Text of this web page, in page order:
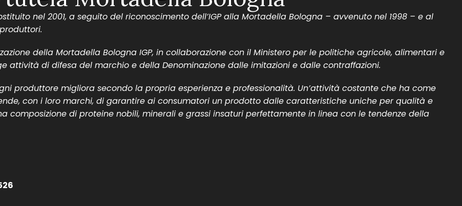
nel 2001, a seguito del riconoscimento dell’IGP alla Mortadella Bologna – avvenuto nel 1998 – e al
della Mortadella Bologna IGP, in collaborazione con il Ministero per le politiche agricole, alimentari e
attività di difesa del marchio e della Denominazione dalle imitazioni e dalle contraffazioni.
produttore migliora secondo la propria esperienza e professionalità. Un’attività costante che ha come
con i loro marchi, di garantire ai consumatori un prodotto dalle caratteristiche uniche per qualità e
composizione di proteine nobili, minerali e grassi insaturi perfettamente in linea con le tendenze della